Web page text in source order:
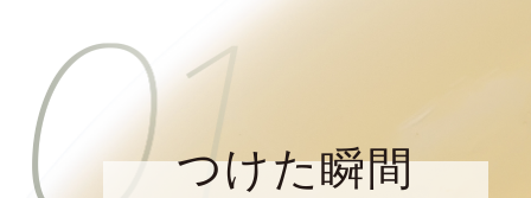
つけた瞬間